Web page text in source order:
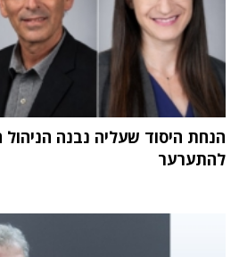
הנחת היסוד שעליה נבנה
להתערער